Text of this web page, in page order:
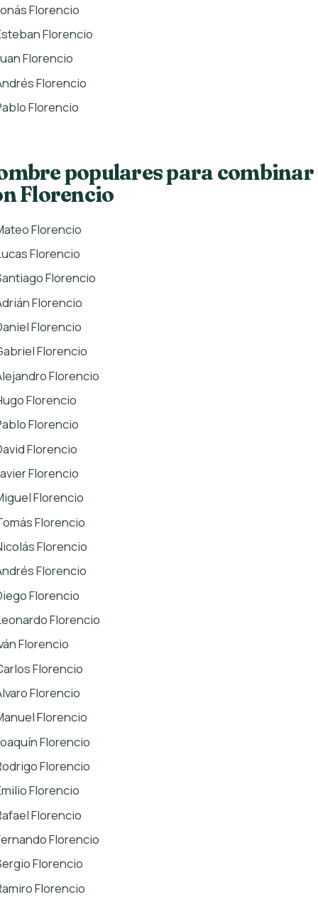
Florencio
Florencio
Florencio
Florencio
Florencio
populares para combinar
Florencio
Florencio
Florencio
Florencio
Florencio
Florencio
Florencio
Florencio
Florencio
Florencio
Florencio
Florencio
Florencio
Florencio
Florencio
Florencio
Florencio
Florencio
Florencio
Florencio
Florencio
Florencio
Florencio
Florencio
Florencio
Florencio
Florencio
Florencio
Florencio